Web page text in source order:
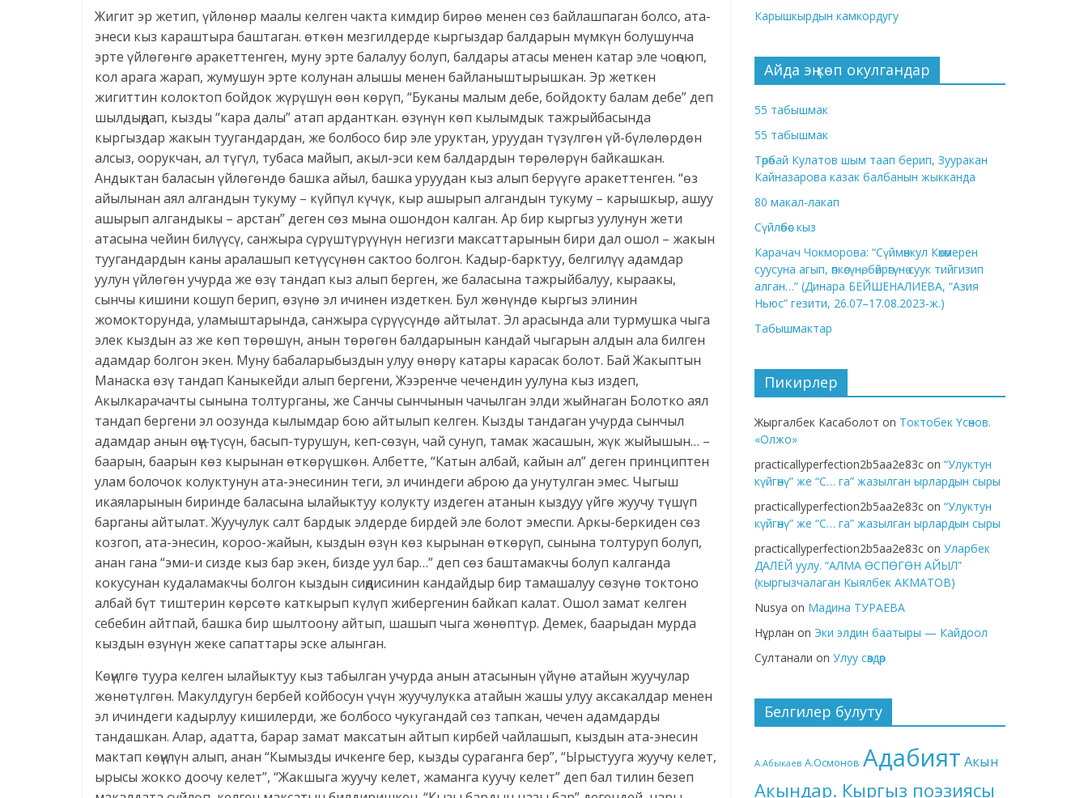
Жигит эр жетип, үйлөнөр маалы келген чакта кимдир бирөө менен сөз байлашпаган болсо, ата-
энеси кыз караштыра баштаган. өткөн мезгилдерде кыргыздар балдарын мүмкүн болушунча
эрте үйлөгөнгө аракеттенген, муну эрте балалуу болуп, балдары атасы менен катар эле чоңоюп,
кол арага жарап, жумушун эрте колунан алышы менен байланыштырышкан. Эр жеткен
жигиттин колоктоп бойдок жүрүшүн өөн көрүп, “Буканы малым дебе, бойдокту балам дебе” деп
шылдыңдап, кызды “кара далы” атап арданткан. өзүнүн көп кылымдык тажрыйбасында
кыргыздар жакын туугандардан, же болбосо бир эле уруктан, уруудан түзүлгөн үй-бүлөлөрдөн
алсыз, оорукчан, ал түгүл, тубаса майып, акыл-эси кем балдардын төрөлөрүн байкашкан.
Андыктан баласын үйлөгөндө башка айыл, башка уруудан кыз алып берүүгө аракеттенген. “өз
айылынан аял алгандын тукуму – күйпүл күчүк, кыр ашырып алгандын тукуму – карышкыр, ашуу
ашырып алгандыкы – арстан” деген сөз мына ошондон калган. Ар бир кыргыз уулунун жети
атасына чейин билүүсү, санжыра сүрүштүрүүнүн негизги максаттарынын бири дал ошол – жакын
туугандардын каны аралашып кетүүсүнөн сактоо болгон. Кадыр-барктуу, белгилүү адамдар
уулун үйлөгөн учурда же өзү тандап кыз алып берген, же баласына тажрыйбалуу, кыраакы,
сынчы кишини кошуп берип, өзүнө эл ичинен издеткен. Бул жөнүндө кыргыз элинин
жомокторунда, уламыштарында, санжыра сүрүүсүндө айтылат. Эл арасында али турмушка чыга
элек кыздын аз же көп төрөшүн, анын төрөгөн балдарынын кандай чыгарын алдын ала билген
адамдар болгон экен. Муну бабаларыбыздын улуу өнөрү катары карасак болот. Бай Жакыптын
Манаска өзү тандап Каныкейди алып бергени, Жээренче чечендин уулуна кыз издеп,
Акылкарачачты сынына толтурганы, же Санчы сынчынын чачылган элди жыйнаган Болотко аял
тандап бергени эл оозунда кылымдар бою айтылып келген. Кызды тандаган учурда сынчыл
адамдар анын өңү-түсүн, басып-турушун, кеп-сөзүн, чай сунуп, тамак жасашын, жүк жыйышын… –
баарын, баарын көз кырынан өткөрүшкөн. Албетте, “Катын албай, кайын ал” деген принциптен
улам болочок колуктунун ата-энесинин теги, эл ичиндеги аброю да унутулган эмес. Чыгыш
икаяларынын биринде баласына ылайыктуу колукту издеген атанын кыздуу үйгө жуучу түшүп
барганы айтылат. Жуучулук салт бардык элдерде бирдей эле болот эмеспи. Аркы-беркиден сөз
козгоп, ата-энесин, короо-жайын, кыздын өзүн көз кырынан өткөрүп, сынына толтуруп болуп,
анан гана “эми-и сизде кыз бар экен, бизде уул бар…” деп сөз баштамакчы болуп калганда
кокусунан кудаламакчы болгон кыздын сиңдисинин кандайдыр бир тамашалуу сөзүнө токтоно
албай бүт тиштерин көрсөтө каткырып күлүп жибергенин байкап калат. Ошол замат келген
себебин айтпай, башка бир шылтоону айтып, шашып чыга жөнөптүр. Демек, баарыдан мурда
кыздын өзүнүн жеке сапаттары эске алынган.
Көңүлгө туура келген ылайыктуу кыз табылган учурда анын атасынын үйүнө атайын жуучулар
жөнөтүлгөн. Макулдугун бербей койбосун үчүн жуучулукка атайын жашы улуу аксакалдар менен
эл ичиндеги кадырлуу кишилерди, же болбосо чукугандай сөз тапкан, чечен адамдарды
тандашкан. Алар, адатта, барар замат максатын айтып кирбей чайлашып, кыздын ата-энесин
мактап көңүлүн алып, анан “Кымызды ичкенге бер, кызды сураганга бер”, “Ырыстууга жуучу келет,
ырысы жокко доочу келет”, “Жакшыга жуучу келет, жаманга куучу келет” деп бал тилин безеп
Карышкырдын камкордугу
Айда эң көп окулгандар
55 табышмак
55 табышмак
Төрөбай Кулатов шым таап берип, Зууракан
Кайназарова казак балбанын жыкканда
80 макал-лакап
Сүйлөбөс кыз
Карачач Чокморова: “Сүймөнкул Көкөмерен
суусуна агып, өпкөсүнө, бөйрөгүнө суук тийгизип
алган…” (Динара БЕЙШЕНАЛИЕВА, “Азия
Ньюс” гезити, 26.07–17.08.2023-ж.)
Табышмактар
Пикирлер
Жыргалбек Касаболот on Токтобек Үсөнов.
«Олжо»
practicallyperfection2b5aa2e83c on “Улуктун
күйгөнү” же “С… га” жазылган ырлардын сыры
practicallyperfection2b5aa2e83c on “Улуктун
күйгөнү” же “С… га” жазылган ырлардын сыры
practicallyperfection2b5aa2e83c on Уларбек
ДАЛЕЙ уулу. “АЛМА ӨСПӨГӨН АЙЫЛ”
(кыргызчалаган Кыялбек АКМАТОВ)
Nusya on Мадина ТУРАЕВА
Нұрлан on Эки элдин баатыры — Кайдоол
Султанали on Улуу сөздөр
Белгилер булуту
А.Абыкаев А.Осмонов Адабият Акын
Акындар. Кыргыз поэзиясы